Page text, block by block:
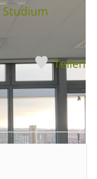
Studium
Teilen